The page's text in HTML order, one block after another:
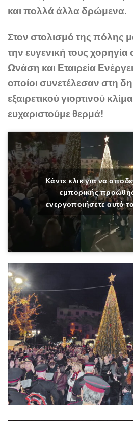
και πολλά άλλα δρώμενα.
Στον στολισμό της πόλης
την ευγενική τους χορηγία
Ωνάση και Εταιρεία
οποίοι συνετέλεσαν στη
εξαιρετικού γιορτινού
ευχαριστούμε θερμά!
Κάντε κλικ για να
εμπορικής
ενεργοποιήσετε αυτό